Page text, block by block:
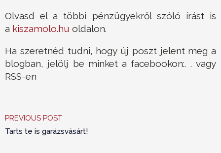
Olvasd el a többi pénzügyekről szóló írást is
a kiszamolo.hu oldalon.
Ha szeretnéd tudni, hogy új poszt jelent meg a
blogban, jelölj be minket a facebookon:. . vagy
RSS-en
PREVIOUS POST
Tarts te is garázsvásárt!